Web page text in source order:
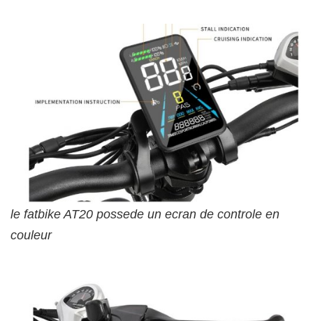
le fatbike AT20 possede un ecran de controle en
couleur